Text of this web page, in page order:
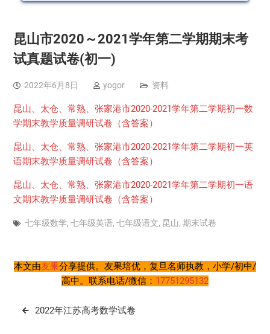
昆山市2020～2021学年第二学期期末考
试真题试卷(初一)
2022年6月8日 yogor 资料
昆山、太仓、常熟、张家港市2020-2021学年第二学期初一数
学期末教学质量调研试卷（含答案）
昆山、太仓、常熟、张家港市2020-2021学年第二学期初一英
语期末教学质量调研试卷（含答案）
昆山、太仓、常熟、张家港市2020-2021学年第二学期初一语
文期末教学质量调研试卷（含答案）
七年级数学, 七年级英语, 七年级语文, 昆山, 期末试卷
本文由友果分享提供。友果培优，复旦名师执教，小学/初中/
高中。联系电话/微信： 17751295132
文
2022年江苏高考数学试卷